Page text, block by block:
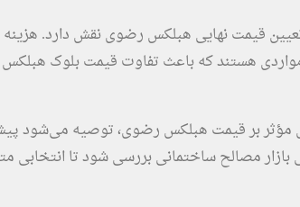
قیمت نهایی هبلکس رضوی نقش دارد.
هستند که باعث تفاوت قیمت بلوک
مؤثر بر قیمت هبلکس رضوی، توصیه می‌شود
مصالح ساختمانی بررسی شود تا انتخابی